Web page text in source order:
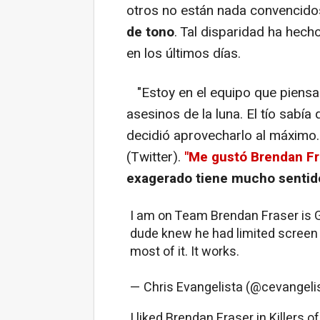
otros no están nada
de tono. Tal disparidad ha
en los últimos días.
"Estoy en el equipo que
asesinos de la luna. El tío
decidió aprovecharlo al
(Twitter). "Me gustó Brendan
exagerado tiene mucho
I am on Team Brendan Fraser is
dude knew he had limited
most of it. It works.
— Chris Evangelista